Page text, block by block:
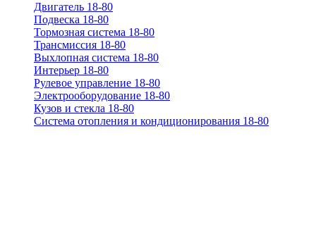
Двигатель 18-80
Подвеска 18-80
Тормозная система 18-80
Трансмиссия 18-80
Выхлопная система 18-80
Интерьер 18-80
Рулевое управление 18-80
Электрооборудование 18-80
Кузов и стекла 18-80
Система отопления и кондиционирования 18-80